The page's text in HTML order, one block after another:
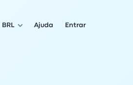
BRL Ajuda Entrar